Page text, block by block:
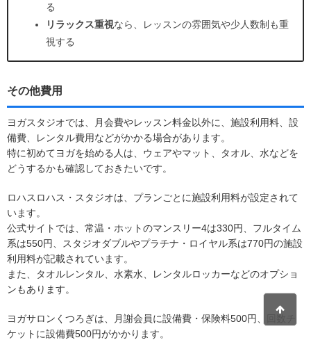
る
リラックス重視なら、レッスンの雰囲気や少人数制も重
視する
その他費用
ヨガスタジオでは、月会費やレッスン料金以外に、施設利用料、設
備費、レンタル費用などがかかる場合があります。
特に初めてヨガを始める人は、ウェアやマット、タオル、水などを
どうするかも確認しておきたいです。
ロハスロハス・スタジオは、プランごとに施設利用料が設定されて
います。
公式サイトでは、常温・ホットのマンスリー4は330円、フルタイム
系は550円、スタジオダブルやプラチナ・ロイヤル系は770円の施設
利用料が記載されています。
また、タオルレンタル、水素水、レンタルロッカーなどのオプショ
ンもあります。
ヨガサロンくつろぎは、月謝会員に設備費・保険料500円、回数チ
ケットに設備費500円がかかります。